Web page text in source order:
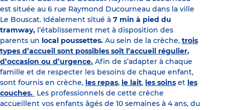
est située au 6 rue Raymond Ducourneau dans la ville
Le Bouscat. Idéalement situé à 7 min à pied du
tramway, l’établissement met à disposition des
parents un local poussettes. Au sein de la crèche, trois
types d’accueil sont possibles soit l’accueil régulier,
d’occasion ou d’urgence. Afin de s’adapter à chaque
famille et de respecter les besoins de chaque enfant,
sont fournis en crèche, les repas, le lait, les soins et les
couches. Les professionnels de cette crèche
accueillent vos enfants âgés de 10 semaines à 4 ans, du